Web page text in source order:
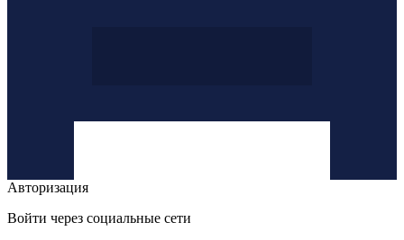
Авторизация
Войти через социальные сети